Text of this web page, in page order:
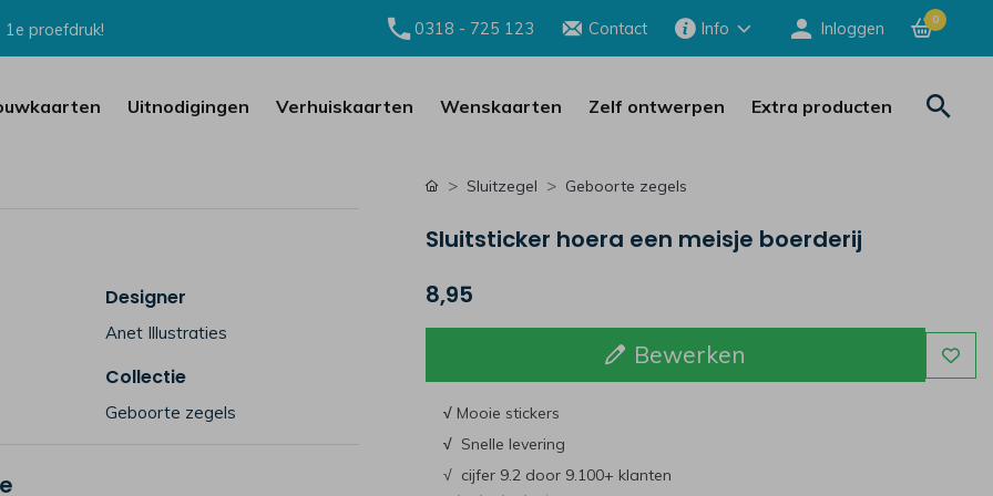
1e proefdruk! 0318 - 725 123 Contact Info Inloggen 0
Uitnodigingen Verhuiskaarten Wenskaarten Zelf ontwerpen Extra producten
Designer
Anet Illustraties
Collectie
Geboorte zegels
Sluitzegel Geboorte zegels
Sluitsticker hoera een meisje boerderij
8,95
Bewerken
√Mooie stickers
√Snelle levering
√ cijfer 9.2 door 9.100+ klanten